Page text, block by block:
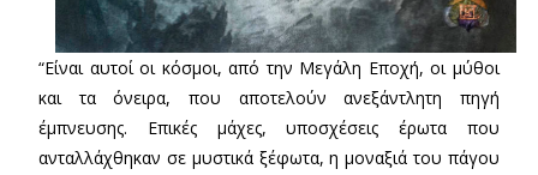
“Είναι αυτοί οι κόσμοι, από την Μεγάλη Εποχή, οι μύθοι
και τα όνειρα, που αποτελούν ανεξάντλητη πηγή
έμπνευσης. Επικές μάχες, υποσχέσεις έρωτα που
ανταλλάχθηκαν σε μυστικά ξέφωτα, η μοναξιά του πάγου